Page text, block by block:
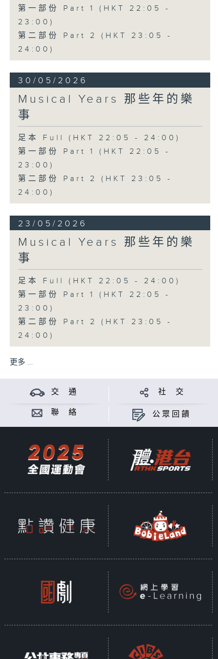
第一部份 Part 1 (HKT 22:05 -
23:00)
第二部份 Part 2 (HKT 23:05 -
24:00)
30/05/2026
Musical Years 那些年的樂
事
足本 Full (HKT 22:05 - 24:00)
第一部份 Part 1 (HKT 22:05 -
23:00)
第二部份 Part 2 (HKT 23:05 -
24:00)
23/05/2026
Musical Years 那些年的樂
事
足本 Full (HKT 22:05 - 24:00)
第一部份 Part 1 (HKT 22:05 -
23:00)
第二部份 Part 2 (HKT 23:05 -
24:00)
更多 ...
交 通 社 交
聯 絡 公眾回饋